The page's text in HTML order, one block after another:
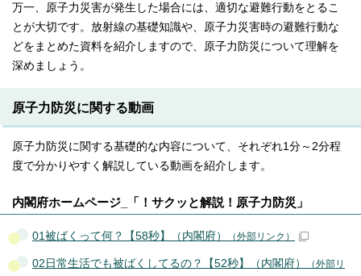
万一、原子力災害が発生した場合には、適切な避難行動をとるこ
とが大切です。放射線の基礎知識や、原子力災害時の避難行動な
どをまとめた資料を紹介しますので、原子力防災について理解を
深めましょう。
原子力防災に関する動画
原子力防災に関する基礎的な内容について、それぞれ1分～2分程
度で分かりやすく解説している動画を紹介します。
内閣府ホームページ_「！サクッと解説！原子力防災」
01被ばくって何？【58秒】（内閣府） （外部リンク）
02日常生活でも被ばくしてるの？【52秒】（内閣府）
（外部リ